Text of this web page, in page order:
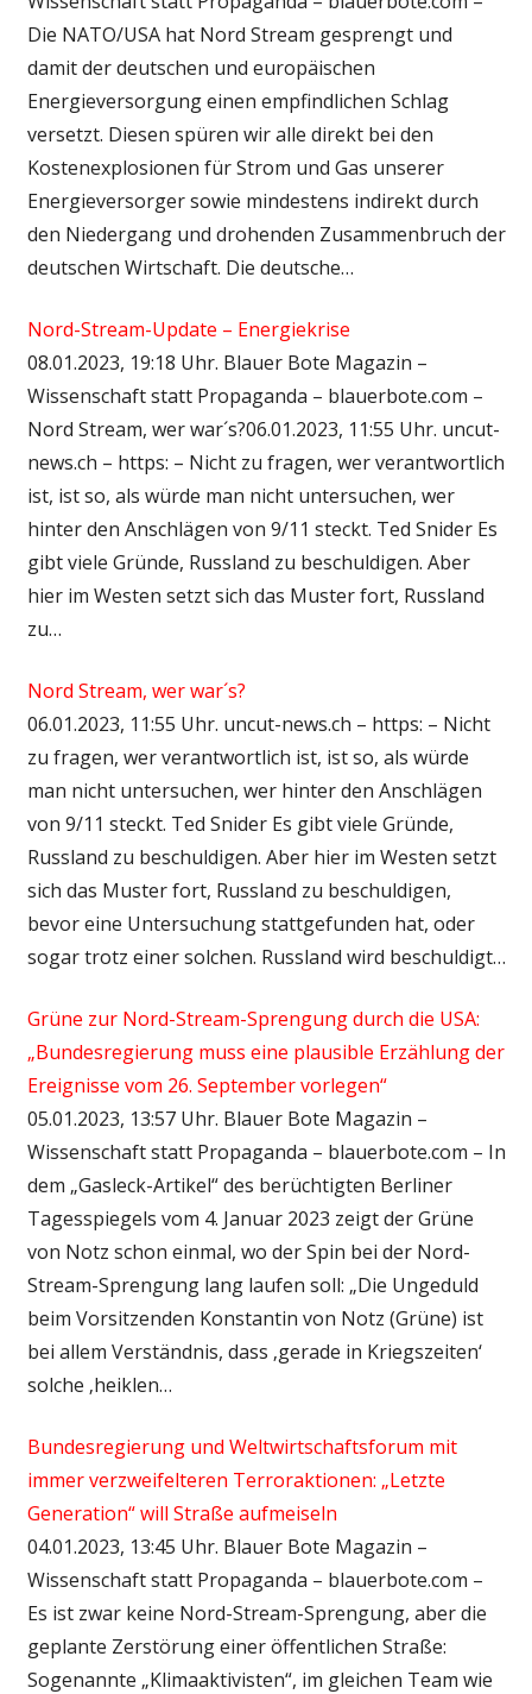
Die NATO/USA hat Nord Stream gesprengt und
damit der deutschen und europäischen
Energieversorgung einen empfindlichen Schlag
versetzt. Diesen spüren wir alle direkt bei den
Kostenexplosionen für Strom und Gas unserer
Energieversorger sowie mindestens indirekt durch
den Niedergang und drohenden Zusammenbruch der
deutschen Wirtschaft. Die deutsche…
Nord-Stream-Update – Energiekrise
08.01.2023, 19:18 Uhr. Blauer Bote Magazin –
Wissenschaft statt Propaganda – blauerbote.com –
Nord Stream, wer war´s?06.01.2023, 11:55 Uhr. uncut-
news.ch – https: – Nicht zu fragen, wer verantwortlich
ist, ist so, als würde man nicht untersuchen, wer
hinter den Anschlägen von 9/11 steckt. Ted Snider Es
gibt viele Gründe, Russland zu beschuldigen. Aber
hier im Westen setzt sich das Muster fort, Russland
zu…
Nord Stream, wer war´s?
06.01.2023, 11:55 Uhr. uncut-news.ch – https: – Nicht
zu fragen, wer verantwortlich ist, ist so, als würde
man nicht untersuchen, wer hinter den Anschlägen
von 9/11 steckt. Ted Snider Es gibt viele Gründe,
Russland zu beschuldigen. Aber hier im Westen setzt
sich das Muster fort, Russland zu beschuldigen,
bevor eine Untersuchung stattgefunden hat, oder
sogar trotz einer solchen. Russland wird beschuldigt…
Grüne zur Nord-Stream-Sprengung durch die USA:
„Bundesregierung muss eine plausible Erzählung der
Ereignisse vom 26. September vorlegen“
05.01.2023, 13:57 Uhr. Blauer Bote Magazin –
Wissenschaft statt Propaganda – blauerbote.com – In
dem „Gasleck-Artikel“ des berüchtigten Berliner
Tagesspiegels vom 4. Januar 2023 zeigt der Grüne
von Notz schon einmal, wo der Spin bei der Nord-
Stream-Sprengung lang laufen soll: „Die Ungeduld
beim Vorsitzenden Konstantin von Notz (Grüne) ist
bei allem Verständnis, dass ‚gerade in Kriegszeiten‘
solche ‚heiklen…
Bundesregierung und Weltwirtschaftsforum mit
immer verzweifelteren Terroraktionen: „Letzte
Generation“ will Straße aufmeiseln
04.01.2023, 13:45 Uhr. Blauer Bote Magazin –
Wissenschaft statt Propaganda – blauerbote.com –
Es ist zwar keine Nord-Stream-Sprengung, aber die
geplante Zerstörung einer öffentlichen Straße:
Sogenannte „Klimaaktivisten“, im gleichen Team wie